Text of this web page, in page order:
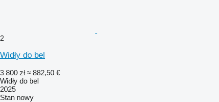
2
Widły do bel
3 800 zł ≈ 882,50 €
Widły do bel
2025
Stan nowy